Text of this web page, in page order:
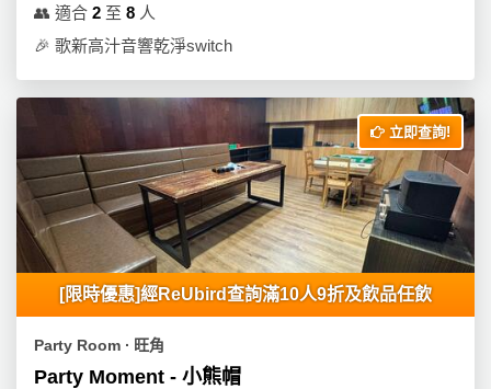
👥 適合 2 至 8 人
🎉 歌新高汁音響乾淨switch
立即查詢!
[限時優惠]經ReUbird查詢滿10人9折及飲品任飲
Party Room ∙ 旺角
Party Moment - 小熊帽